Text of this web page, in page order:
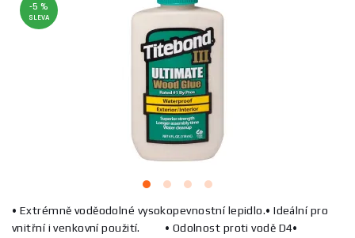
-5 %
SLEVA
• Extrémně voděodolné vysokopevnostní lepidlo.• Ideální pro
vnitřní i venkovní použití. • Odolnost proti vodě D4•